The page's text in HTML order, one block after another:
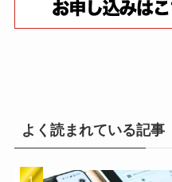
よく読まれている記事